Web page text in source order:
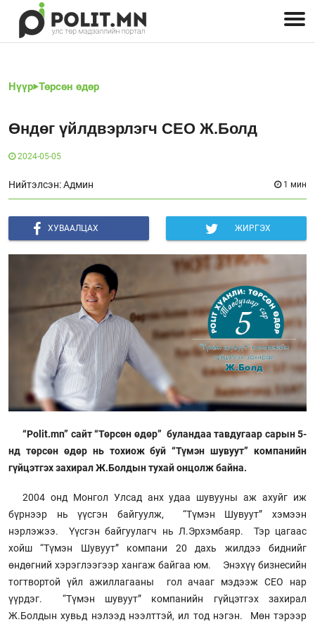
Нүүр Төрсөн өдөр
Өндөг үйлдвэрлэгч CEO Ж.Болд
2024-05-05
Нийтэлсэн: Админ 1 мин
ХУВААЛЦАХ ЖИРГЭХ
“Polit.mn” сайт “Төрсөн өдөр” буландаа тавдугаар сарын 5-
нд төрсөн өдөр нь тохиож буй “Түмэн шувуут” компанийн
гүйцэтгэх захирал Ж.Болдын тухай онцолж байна.
2004 онд Монгол Улсад анх удаа шувууны аж ахуйг иж
бүрнээр нь үүсгэн байгуулж, “Түмэн Шувуут” хэмээн
нэрлэжээ. Үүсгэн байгуулагч нь Л.Эрхэмбаяр. Тэр цагаас
хойш “Түмэн Шувуут” компани 20 дахь жилдээ биднийг
өндөгний хэрэглээгээр хангаж байгаа юм. Энэхүү бизнесийн
тогтвортой үйл ажиллагааны гол ачааг мэдээж CEO нар
үүрдэг. “Түмэн шувуут” компанийн гүйцэтгэх захирал
Ж.Болдын хувьд нэлээд нээлттэй, ил тод нэгэн. Мөн тэрээр